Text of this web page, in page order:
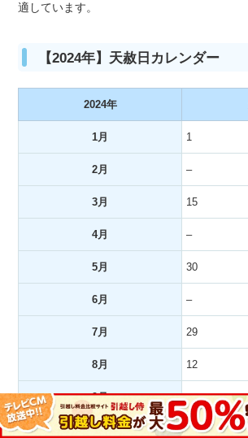
適しています。
【2024年】天赦日カレンダー
2024年
1月 1
2月 –
3月 15
4月 –
5月 30
6月 –
7月 29
8月 12
9月 –
10月 11